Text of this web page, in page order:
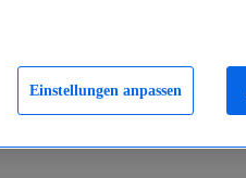
Einstellungen anpassen